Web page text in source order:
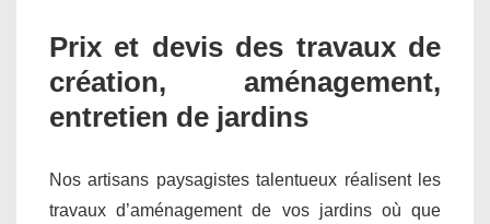
Prix et devis des travaux de
création, aménagement,
entretien de jardins
Nos artisans paysagistes talentueux réalisent les
travaux d’aménagement de vos jardins où que